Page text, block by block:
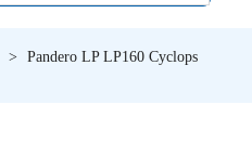
>
Pandero LP LP160 Cyclops